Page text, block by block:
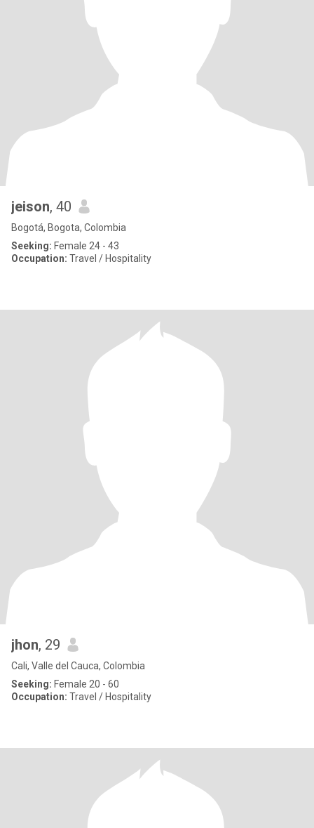
jeison, 40
Bogotá, Bogota, Colombia
Seeking: Female 24 - 43
Occupation: Travel / Hospitality
jhon, 29
Cali, Valle del Cauca, Colombia
Seeking: Female 20 - 60
Occupation: Travel / Hospitality